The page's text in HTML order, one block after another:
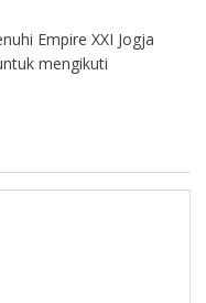
Empire XXI Jogja
mengikuti